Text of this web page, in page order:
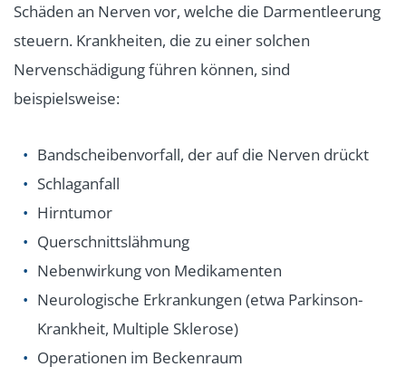
Schäden an Nerven vor, welche die Darmentleerung
steuern. Krankheiten, die zu einer solchen
Nervenschädigung führen können, sind
beispielsweise:
Bandscheibenvorfall, der auf die Nerven drückt
Schlaganfall
Hirntumor
Querschnittslähmung
Nebenwirkung von Medikamenten
Neurologische Erkrankungen (etwa Parkinson-
Krankheit, Multiple Sklerose)
Operationen im Beckenraum